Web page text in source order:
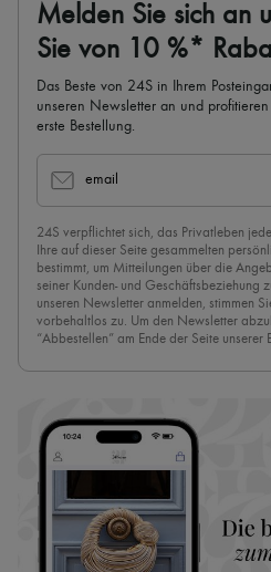
Melden Sie sich an
Sie von 10 %*
Das Beste von 24S in Ihrem
unseren Newsletter an und
erste Bestellung.
email
24S verpflichtet sich, das Privatleben
Ihre auf dieser Seite gesammelten
bestimmt, um Mitteilungen über die
seiner Kunden- und Geschäftsbeziehung
unseren Newsletter anmelden, stimmen
vorbehaltlos zu. Um den Newsletter
“Abbestellen” am Ende der Seite unserer